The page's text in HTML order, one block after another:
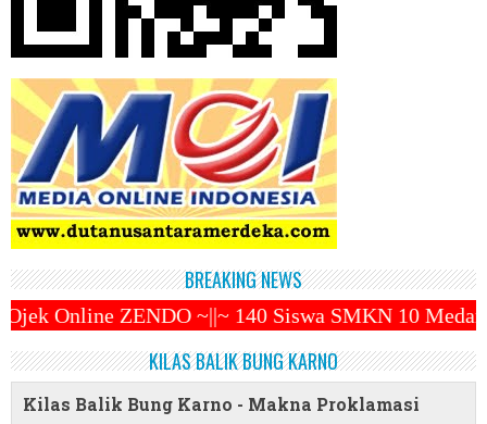
BREAKING NEWS
Siswa SMKN 10 Medan Gagal SNBP ~||~
KILAS BALIK BUNG KARNO
Kilas Balik Bung Karno - Makna Proklamasi